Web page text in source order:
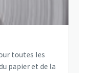
toutes les
papier et de la